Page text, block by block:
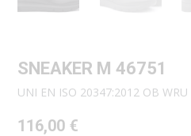
SNEAKER M 46751
UNI EN ISO 20347:2012 OB WRU
116,00 €